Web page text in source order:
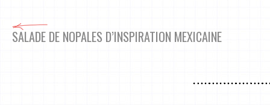
SALADE DE NOPALES D’INSPIRATION MEXICAINE